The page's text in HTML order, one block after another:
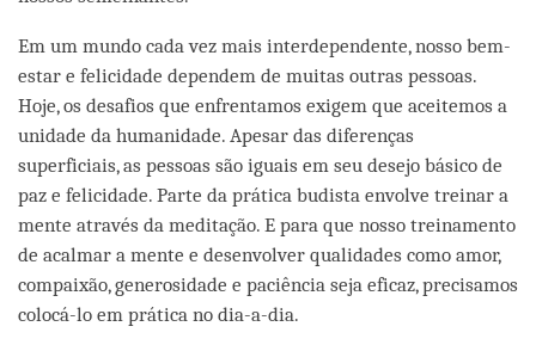
Em um mundo cada vez mais interdependente, nosso bem-
estar e felicidade dependem de muitas outras pessoas.
Hoje, os desafios que enfrentamos exigem que aceitemos a
unidade da humanidade. Apesar das diferenças
superficiais, as pessoas são iguais em seu desejo básico de
paz e felicidade. Parte da prática budista envolve treinar a
mente através da meditação. E para que nosso treinamento
de acalmar a mente e desenvolver qualidades como amor,
compaixão, generosidade e paciência seja eficaz, precisamos
colocá-lo em prática no dia-a-dia.